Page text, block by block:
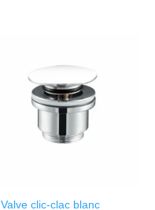
Valve clic-clac blanc